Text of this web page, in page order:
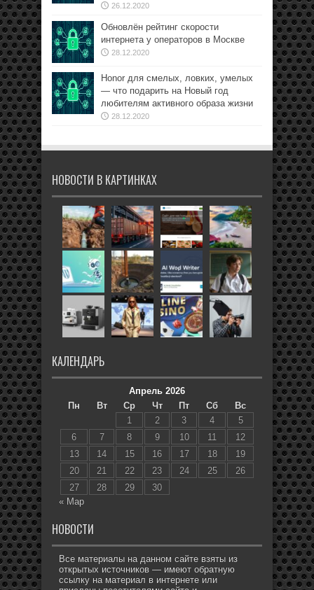
26.12.2020
Обновлён рейтинг скорости
интернета у операторов в Москве
28.12.2020
Honor для смелых, ловких, умелых
— что подарить на Новый год
любителям активного образа жизни
28.12.2020
НОВОСТИ В КАРТИНКАХ
КАЛЕНДАРЬ
Апрель 2026
Пн
Вт Ср Чт Пт Сб
Вс
1
2 3 4
5
6
7 8 9 10 11
12
13
14 15 16 17 18
19
20
21 22 23 24 25
26
27
28 29
30
« Мар
НОВОСТИ
Все материалы на данном сайте взяты из
открытых источников — имеют обратную
ссылку на материал в интернете или